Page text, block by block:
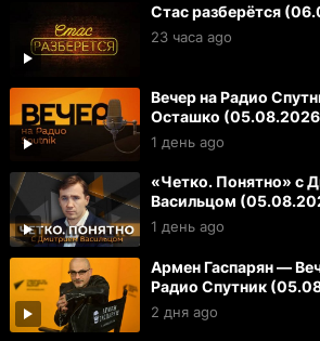
Стас разберётся
23 часа ago
Вечер на Радио
Осташко
1 день ago
«Четко. Понятно» с
Васильцом
1 день ago
Армен Гаспарян —
Радио Спутник
2 дня ago